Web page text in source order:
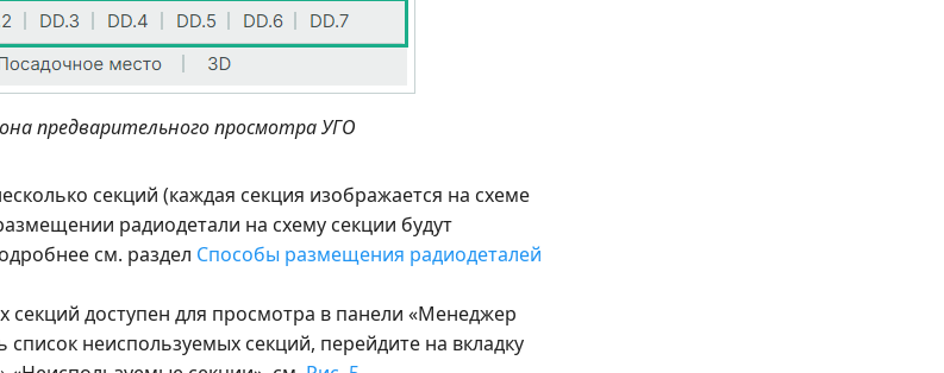
предварительного просмотра УГО
секций (каждая секция изображается на схеме
радиодетали на схему секции будут
см. раздел Способы размещения радиодеталей
секций доступен для просмотра в панели «Менеджер
неиспользуемых секций, перейдите на вкладку